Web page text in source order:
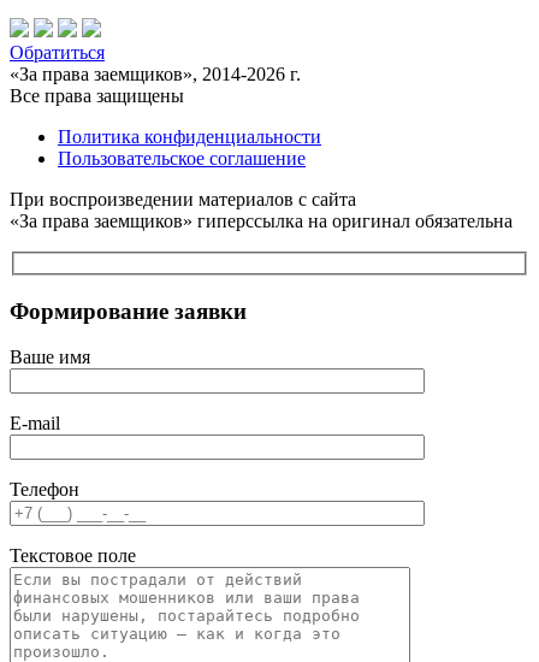
Обратиться
«За права заемщиков», 2014-2026 г.
Все права защищены
Политика конфиденциальности
Пользовательское соглашение
При воспроизведении материалов с сайта
«За права заемщиков» гиперссылка на оригинал обязательна
Формирование заявки
Ваше имя
E-mail
Телефон
Текстовое поле